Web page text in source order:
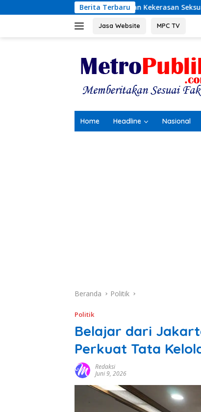
ke
Berita Terbaru
Dugaan Kekerasan Seksual oleh Ayah Angkat
Jasa Website MPC TV
Home Headline Nasional
Beranda Politik
Politik
Belajar dari
Perkuat Tata
Redaksi
Juni 9, 2026